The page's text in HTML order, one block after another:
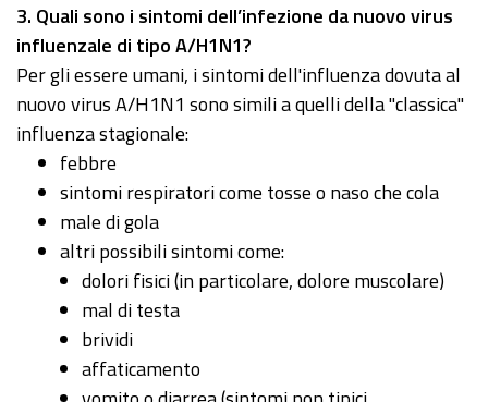
3. Quali sono i sintomi dell’infezione da nuovo virus
influenzale di tipo A/H1N1?
Per gli essere umani, i sintomi dell'influenza dovuta al
nuovo virus A/H1N1 sono simili a quelli della "classica"
influenza stagionale:
febbre
sintomi respiratori come tosse o naso che cola
male di gola
altri possibili sintomi come:
dolori fisici (in particolare, dolore muscolare)
mal di testa
brividi
affaticamento